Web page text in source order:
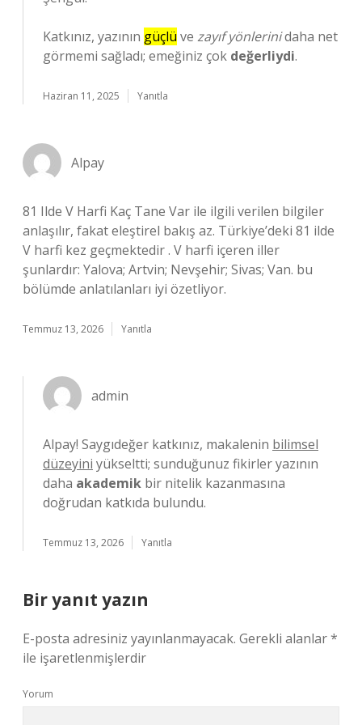
Katkınız, yazının güçlü ve zayıf yönlerinidaha net
görmemi sağladı; emeğiniz çok değerliydi.
Haziran 11, 2025 Yanıtla
Alpay
81 Ilde V Harfi Kaç Tane Var ile ilgili verilen bilgiler
anlaşılır, fakat eleştirel bakış az. Türkiye’deki 81 ilde
V harfi kez geçmektedir . V harfi içeren iller
şunlardır: Yalova; Artvin; Nevşehir; Sivas; Van. bu
bölümde anlatılanları iyi özetliyor.
Temmuz 13, 2026 Yanıtla
admin
Alpay! Saygıdeğer katkınız, makalenin bilimsel
düzeyini yükseltti; sunduğunuz fikirler yazının
daha akademik bir nitelik kazanmasına
doğrudan katkıda bulundu.
Temmuz 13, 2026 Yanıtla
Bir yanıt yazın
E-posta adresiniz yayınlanmayacak. Gerekli alanlar*
ile işaretlenmişlerdir
Yorum